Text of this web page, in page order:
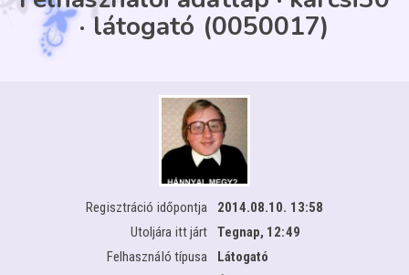
· látogató (0050017)
Regisztráció időpontja
2014.08.10. 13:58
Utoljára itt járt
Tegnap, 12:49
Felhasználó típusa
Látogató